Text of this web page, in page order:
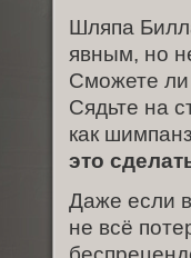
Шляпа
явным, но
Сможете
Сядьте на
как
это
Даже если
не всё